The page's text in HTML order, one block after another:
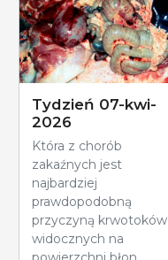
Tydzień 07-kwi-
2026
Która z chorób
zakaźnych jest
najbardziej
prawdopodobną
przyczyną krwotoków
widocznych na